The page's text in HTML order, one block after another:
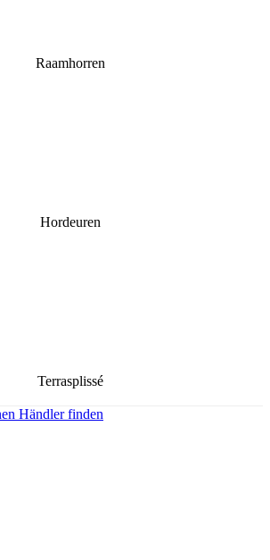
Raamhorren
Hordeuren
Terrasplissé
Händler finden